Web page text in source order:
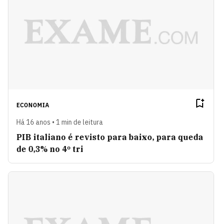
ECONOMIA
Há 16 anos • 1 min de leitura
PIB italiano é revisto para baixo, para queda
de 0,3% no 4º tri